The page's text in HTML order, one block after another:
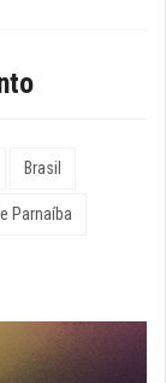
Brasil
Parnaíba